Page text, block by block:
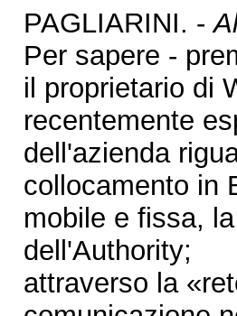
PAGLIARINI. -
Per sapere -
il proprietario di
recentemente
dell'azienda
collocamento in
mobile e fissa,
dell'Authority;
attraverso la